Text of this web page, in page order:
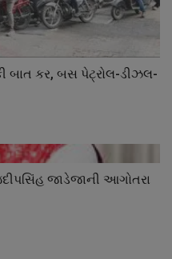
બાત કર, બસ પેટ્રોલ-ડીઝલ-
જાડેજાની આગોતરા